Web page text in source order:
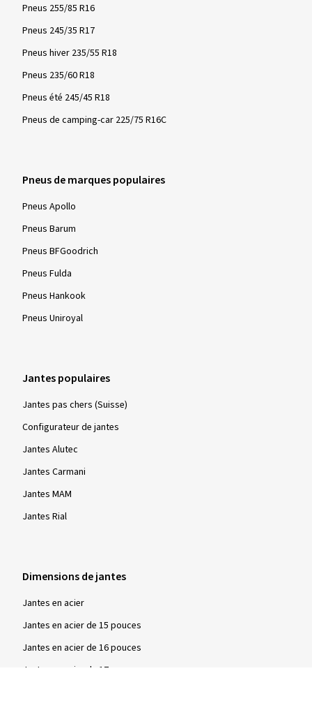
Pneus 255/85 R16
Pneus 245/35 R17
Pneus hiver 235/55 R18
Pneus 235/60 R18
Pneus été 245/45 R18
Pneus de camping-car 225/75 R16C
Pneus de marques populaires
Pneus Apollo
Pneus Barum
Pneus BFGoodrich
Pneus Fulda
Pneus Hankook
Pneus Uniroyal
Jantes populaires
Jantes pas chers (Suisse)
Configurateur de jantes
Jantes Alutec
Jantes Carmani
Jantes MAM
Jantes Rial
Dimensions de jantes
Jantes en acier
Jantes en acier de 15 pouces
Jantes en acier de 16 pouces
Jantes en acier de 17 pouces